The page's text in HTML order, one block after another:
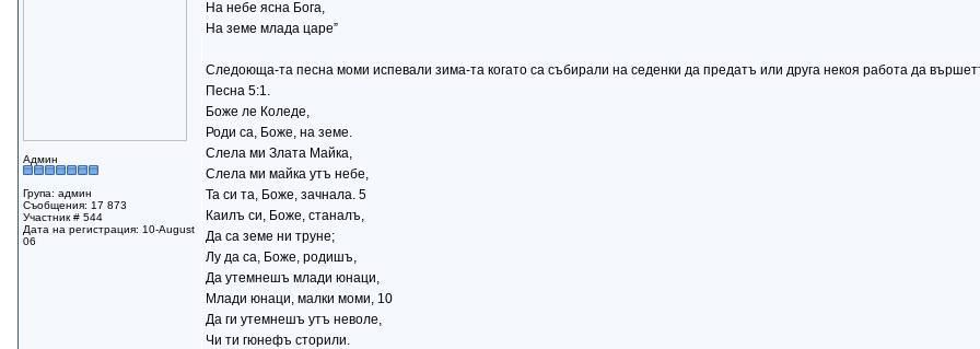
Админ
Група: админ
Съобщения: 17 873
Участник # 544
Дата на регистрация: 10-August
06
На небе ясна Бога,
На земе млада царе”
Слeдоюща-та песна моми испевали зима-та когато са събирали на седенки да предатъ или друга некоя работа да
Песна 5:1.
Боже ле Коледе,
Роди са, Боже, на земе.
Слела ми Злата Майка,
Слела ми майка утъ небе,
Та си та, Боже, зачнала. 5
Каилъ си, Боже, станалъ,
Да са земе ни труне;
Лу да са, Боже, родишъ,
Да утемнешъ млади юнаци,
Млади юнаци, малки моми, 10
Да ги утемнешъ утъ неволе,
Чи ти гюнефъ сторили.